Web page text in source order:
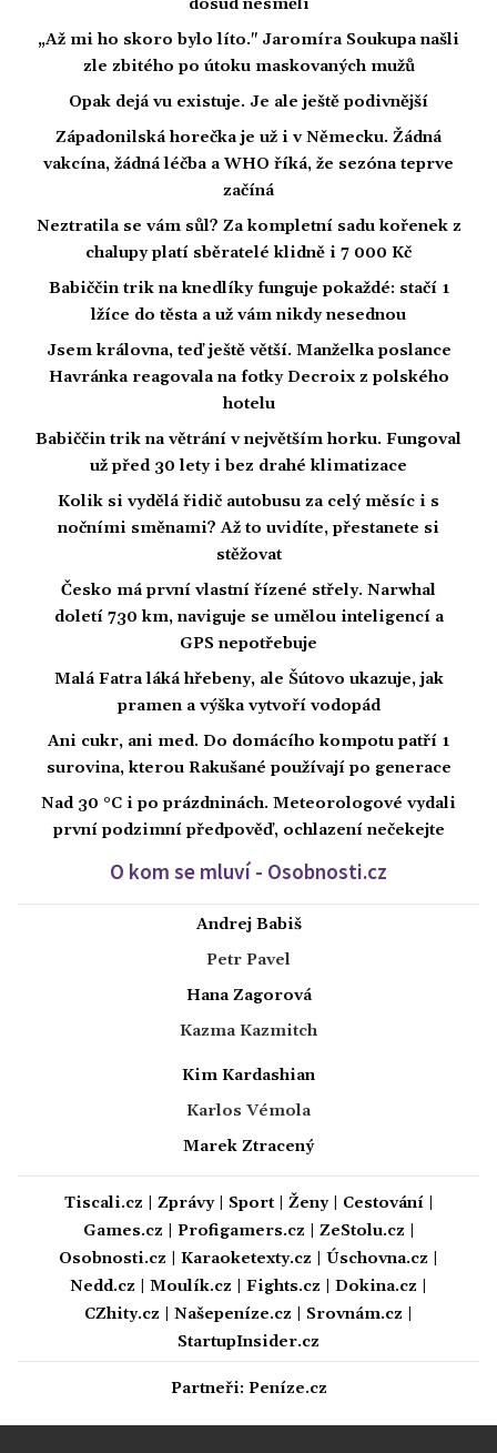
dosud nesměli
„Až mi ho skoro bylo líto." Jaromíra Soukupa našli
zle zbitého po útoku maskovaných mužů
Opak dejá vu existuje. Je ale ještě podivnější
Západonilská horečka je už i v Německu. Žádná
vakcína, žádná léčba a WHO říká, že sezóna teprve
začíná
Neztratila se vám sůl? Za kompletní sadu kořenek z
chalupy platí sběratelé klidně i 7 000 Kč
Babiččin trik na knedlíky funguje pokaždé: stačí 1
lžíce do těsta a už vám nikdy nesednou
Jsem královna, teď ještě větší. Manželka poslance
Havránka reagovala na fotky Decroix z polského
hotelu
Babiččin trik na větrání v největším horku. Fungoval
už před 30 lety i bez drahé klimatizace
Kolik si vydělá řidič autobusu za celý měsíc i s
nočními směnami? Až to uvidíte, přestanete si
stěžovat
Česko má první vlastní řízené střely. Narwhal
doletí 730 km, naviguje se umělou inteligencí a
GPS nepotřebuje
Malá Fatra láká hřebeny, ale Šútovo ukazuje, jak
pramen a výška vytvoří vodopád
Ani cukr, ani med. Do domácího kompotu patří 1
surovina, kterou Rakušané používají po generace
Nad 30 °C i po prázdninách. Meteorologové vydali
první podzimní předpověď, ochlazení nečekejte
O kom se mluví - Osobnosti.cz
Andrej Babiš
Petr Pavel
Hana Zagorová
Kazma Kazmitch
Kim Kardashian
Karlos Vémola
Marek Ztracený
Tiscali.cz Zprávy| Sport| Ženy| Cestování|
Games.cz
Profigamers.cz ZeStolu.cz
Osobnosti.cz
Karaoketexty.cz Úschovna.cz
Nedd.cz
Moulík.cz Fights.cz Dokina.cz
CZhity.cz
Našepeníze.cz Srovnám.cz
StartupInsider.cz
Partneři: Peníze.cz